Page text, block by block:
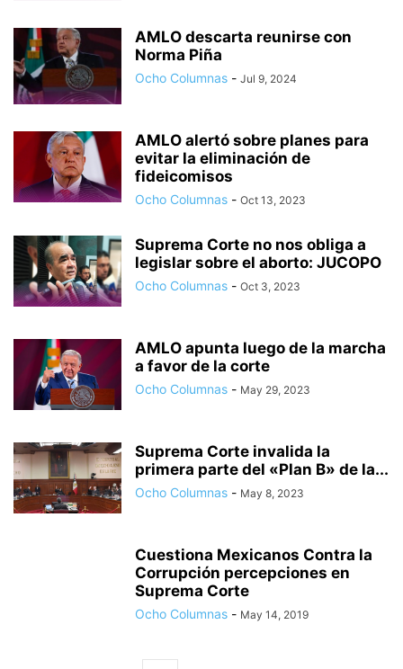
AMLO descarta reunirse con
Norma Piña
Ocho Columnas - Jul 9, 2024
AMLO alertó sobre planes para
evitar la eliminación de
fideicomisos
Ocho Columnas - Oct 13, 2023
Suprema Corte no nos obliga a
legislar sobre el aborto: JUCOPO
Ocho Columnas - Oct 3, 2023
AMLO apunta luego de la marcha
a favor de la corte
Ocho Columnas - May 29, 2023
Suprema Corte invalida la
primera parte del «Plan B» de la...
Ocho Columnas - May 8, 2023
Cuestiona Mexicanos Contra la
Corrupción percepciones en
Suprema Corte
Ocho Columnas - May 14, 2019